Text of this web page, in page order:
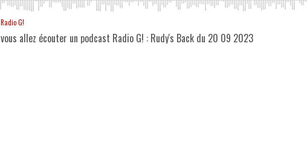
Radio G!
vous allez écouter un podcast Radio G! : Rudy's Back du 20 09 2023